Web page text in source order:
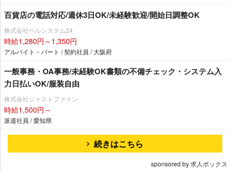
百貨店の電話対応/週休3日OK/未経験歓迎/開始日調整OK
株式会社ベルシステム24
時給1,280円～1,350円
アルバイト・パート / 契約社員 / 大阪府
一般事務・OA事務/未経験OK書類の不備チェック・システム入
力日払いOK/服装自由
株式会社ジャストファイン
時給1,500円～
派遣社員 / 愛知県
続きはこちら
sponsored by 求人ボックス